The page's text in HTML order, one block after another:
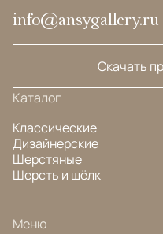
info@ansygallery.ru
Скачать
Каталог
Классические
Дизайнерские
Шерстяные
Шерсть и шёлк
Меню